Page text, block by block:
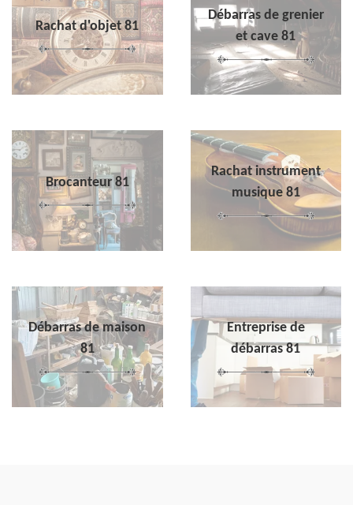
Rachat d'objet 81
Débarras de grenier
et cave 81
Brocanteur 81
Rachat instrument
musique 81
Débarras de maison
81
Entreprise de
débarras 81